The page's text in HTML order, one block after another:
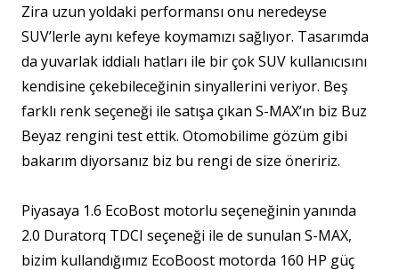
Zira uzun yoldaki performansı onu neredeyse
SUV’lerle aynı kefeye koymamızı sağlıyor. Tasarımda
da yuvarlak iddialı hatları ile bir çok SUV kullanıcısını
kendisine çekebileceğinin sinyallerini veriyor. Beş
farklı renk seçeneği ile satışa çıkan S-MAX’ın biz Buz
Beyaz rengini test ettik. Otomobilime gözüm gibi
bakarım diyorsanız biz bu rengi de size öneririz.
Piyasaya 1.6 EcoBost motorlu seçeneğinin yanında
2.0 Duratorq TDCI seçeneği ile de sunulan S-MAX,
bizim kullandığımız EcoBoost motorda 160 HP güç